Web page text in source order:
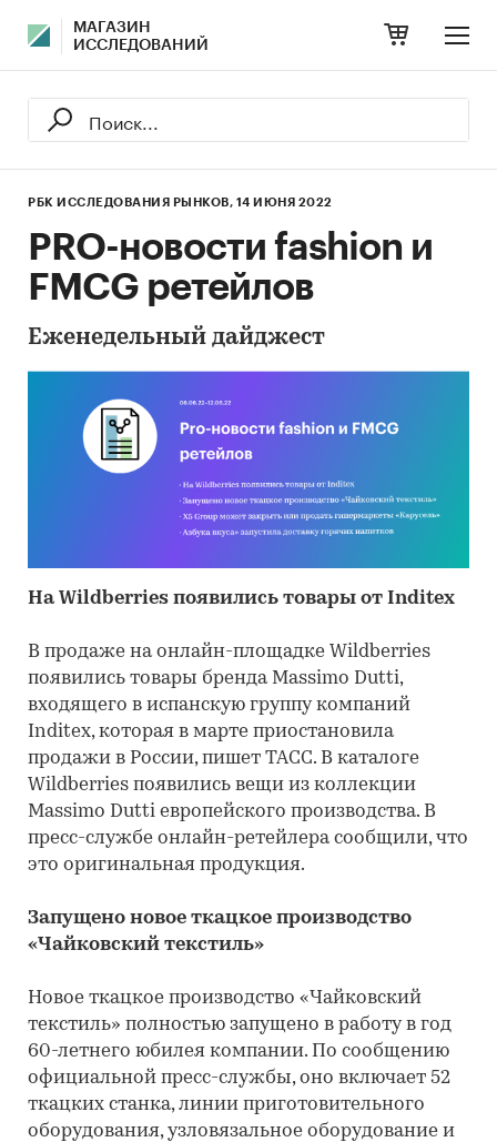
МАГАЗИН
ИССЛЕДОВАНИЙ
РБК ИССЛЕДОВАНИЯ РЫНКОВ, 14 ИЮНЯ 2022
PRO-новости fashion и
FMCG ретейлов
Еженедельный дайджест
На Wildberries появились товары от Inditex
В продаже на онлайн-площадке Wildberries
появились товары бренда Massimo Dutti,
входящего в испанскую группу компаний
Inditex, которая в марте приостановила
продажи в России, пишет ТАСС. В каталоге
Wildberries появились вещи из коллекции
Massimo Dutti европейского производства. В
пресс-службе онлайн-ретейлера сообщили, что
это оригинальная продукция.
Запущено новое ткацкое производство
«Чайковский текстиль»
Новое ткацкое производство «Чайковский
текстиль» полностью запущено в работу в год
60-летнего юбилея компании. По сообщению
официальной пресс-службы, оно включает 52
ткацких станка, линии приготовительного
оборудования, узловязальное оборудование и